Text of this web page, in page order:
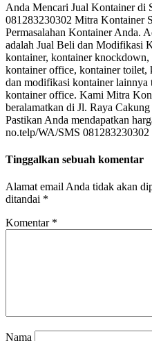
Anda Mencari Jual Kontainer
081283230302 Mitra Kontainer
Permasalahan Kontainer Anda.
adalah Jual Beli dan Modifikasi
kontainer, kontainer
kontainer office, kontainer toilet,
dan modifikasi kontainer lainnya
kontainer office. Kami Mitra
beralamatkan di Jl. Raya
Pastikan Anda mendapatkan
no.telp/WA/SMS 081283230302
Tinggalkan sebuah komentar
Alamat email Anda tidak akan
ditandai *
Komentar *
Nama